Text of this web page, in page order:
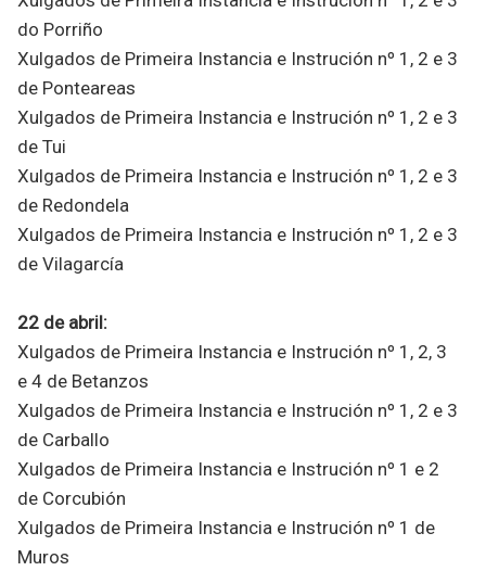
do Porriño
Xulgados de Primeira Instancia e Instrución nº 1, 2 e 3
de Ponteareas
Xulgados de Primeira Instancia e Instrución nº 1, 2 e 3
de Tui
Xulgados de Primeira Instancia e Instrución nº 1, 2 e 3
de Redondela
Xulgados de Primeira Instancia e Instrución nº 1, 2 e 3
de Vilagarcía
22 de abril:
Xulgados de Primeira Instancia e Instrución nº 1, 2, 3
e 4 de Betanzos
Xulgados de Primeira Instancia e Instrución nº 1, 2 e 3
de Carballo
Xulgados de Primeira Instancia e Instrución nº 1 e 2
de Corcubión
Xulgados de Primeira Instancia e Instrución nº 1 de
Muros